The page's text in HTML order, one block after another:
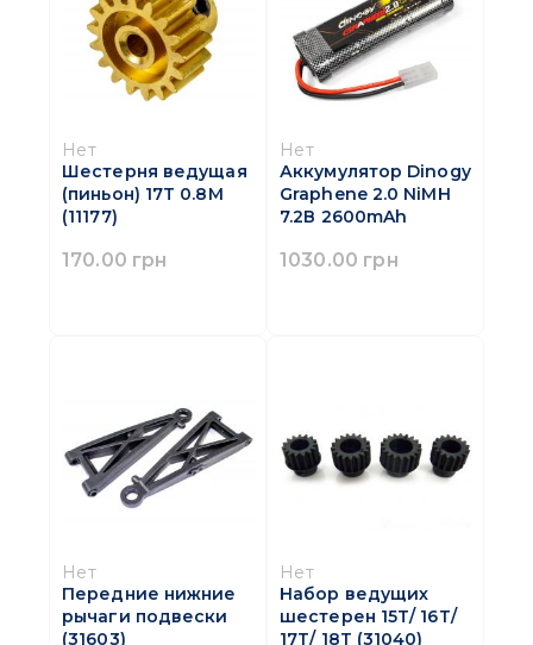
Нет
Шестерня ведущая
(пиньон) 17T 0.8М
(11177)
170.00 грн
Нет
Аккумулятор Dinogy
Graphene 2.0 NiMH
7.2В 2600mAh
1030.00 грн
Нет
Передние нижние
рычаги подвески
(31603)
Нет
Набор ведущих
шестерен 15T/ 16Т/
17Т/ 18Т (31040)